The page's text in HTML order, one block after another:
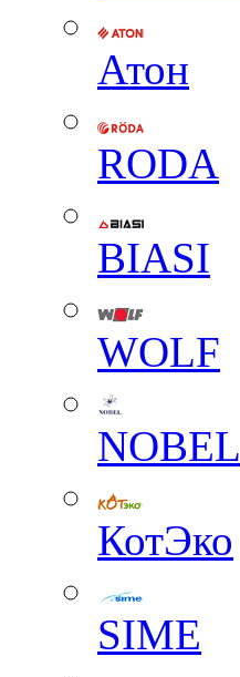
Атон
RODA
BIASI
WOLF
NOBEL
КотЭко
SIME